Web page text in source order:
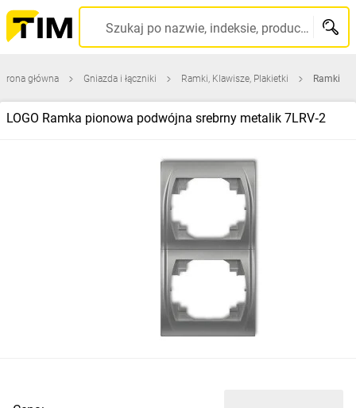
Szukaj po nazwie, indeksie, producencie, kodzie kreskowym...
główna Gniazda i łączniki Ramki, Klawisze, Plakietki Ramki
LOGO Ramka pionowa podwójna srebrny metalik 7LRV‑2